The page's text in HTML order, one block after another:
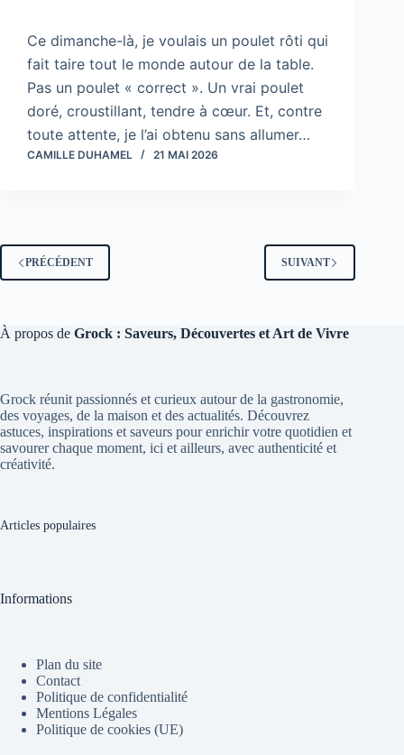
Ce dimanche-là, je voulais un poulet rôti qui
fait taire tout le monde autour de la table.
Pas un poulet « correct ». Un vrai poulet
doré, croustillant, tendre à cœur. Et, contre
toute attente, je l’ai obtenu sans allumer…
CAMILLE DUHAMEL 21 MAI 2026
PRÉCÉDENT SUIVANT
À propos de Grock : Saveurs, Découvertes et Art de Vivre
Grock réunit passionnés et curieux autour de la gastronomie,
des voyages, de la maison et des actualités. Découvrez
astuces, inspirations et saveurs pour enrichir votre quotidien et
savourer chaque moment, ici et ailleurs, avec authenticité et
créativité.
Articles populaires
Informations
Plan du site
Contact
Politique de confidentialité
Mentions Légales
Politique de cookies (UE)